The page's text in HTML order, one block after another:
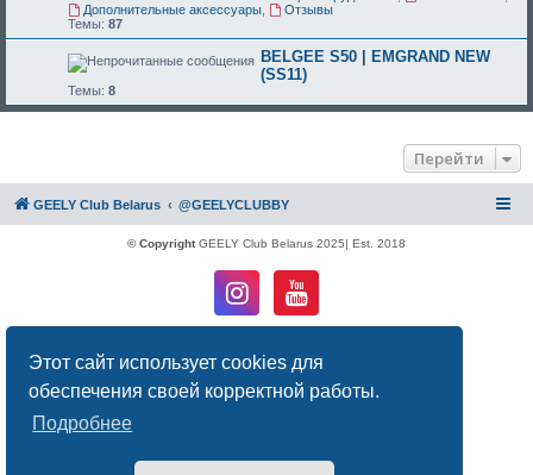
Этот сайт использует cookies для
обеспечения своей корректной работы.
Подробнее
Дополнительные аксессуары,
Отзывы
Темы: 87
BELGEE S50 | EMGRAND NEW
(SS11)
Темы: 8
Перейти
GEELY Club Belarus @GEELYCLUBBY
© CopyrightGEELY Club Belarus 2025| Est. 2018
Русская поддержка phpBB
Конфиденциальность |